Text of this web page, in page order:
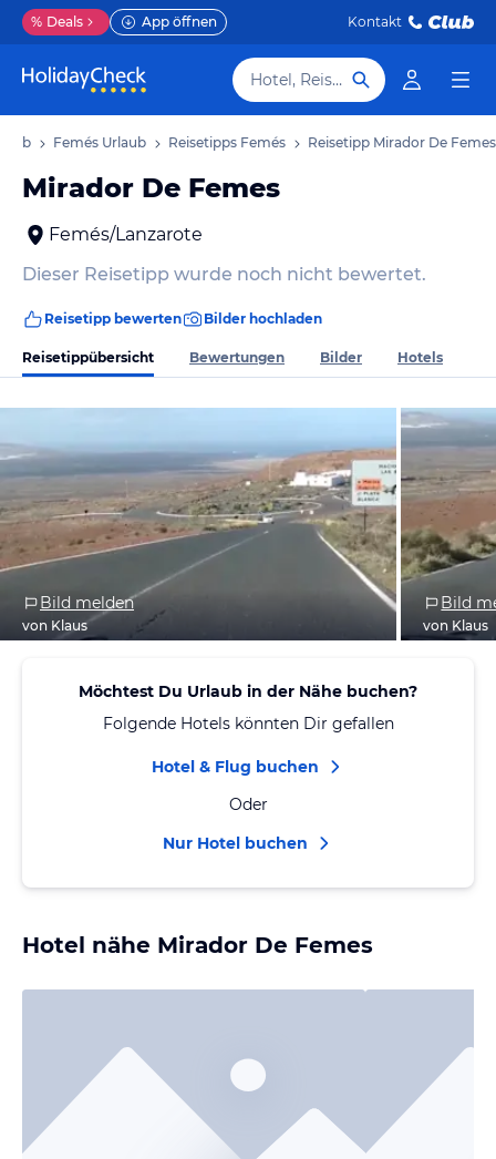
% Deals App öffnen Kontakt
Hotel, Reiseziel
Femés Urlaub Reisetipps Femés Reisetipp Mirador De Femes
Mirador De Femes
Femés/Lanzarote
Dieser Reisetipp wurde noch nicht bewertet.
Reisetipp bewerten Bilder hochladen
Reisetippübersicht Bewertungen Bilder Hotels
Bild melden
von Klaus
Bild
von Klaus
Möchtest Du Urlaub in der Nähe buchen?
Folgende Hotels könnten Dir gefallen
Hotel & Flug buchen
Oder
Nur Hotel buchen
Hotel nähe Mirador De Femes